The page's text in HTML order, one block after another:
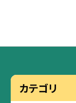
カテゴリ